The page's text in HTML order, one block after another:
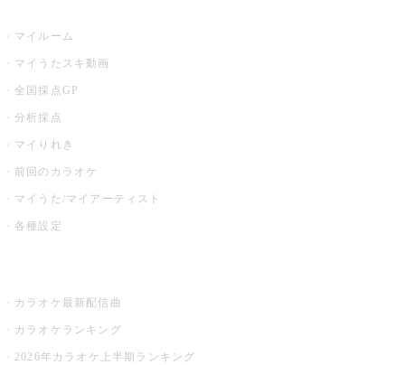
マイルーム
マイうたスキ動画
全国採点GP
分析採点
マイりれき
前回のカラオケ
マイうた/マイアーティスト
各種設定
カラオケ最新配信曲
カラオケランキング
2026年カラオケ上半期ランキング